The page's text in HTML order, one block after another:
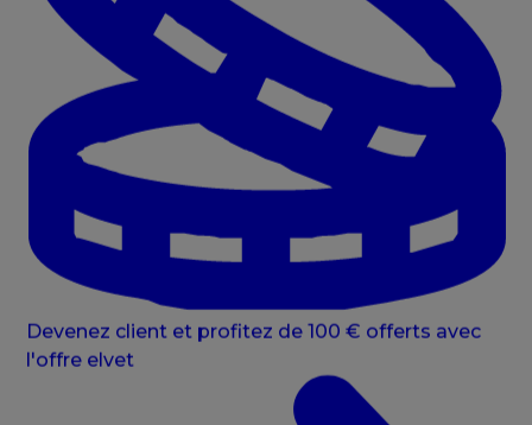
Devenez client et profitez de 100 € offerts avec
l'offre elvet